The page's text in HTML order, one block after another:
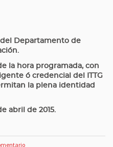
del Departamento de
la hora programada, con
ó credencial del ITTG
la plena identidad
abril de 2015.